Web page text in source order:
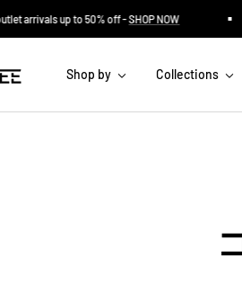
arrivals up to 50% off -SHOP NOW
Shop by Collections